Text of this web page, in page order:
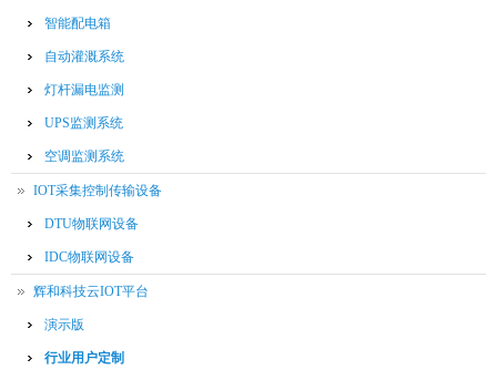
智能配电箱
自动灌溉系统
灯杆漏电监测
UPS监测系统
空调监测系统
IOT采集控制传输设备
DTU物联网设备
IDC物联网设备
辉和科技云IOT平台
演示版
行业用户定制